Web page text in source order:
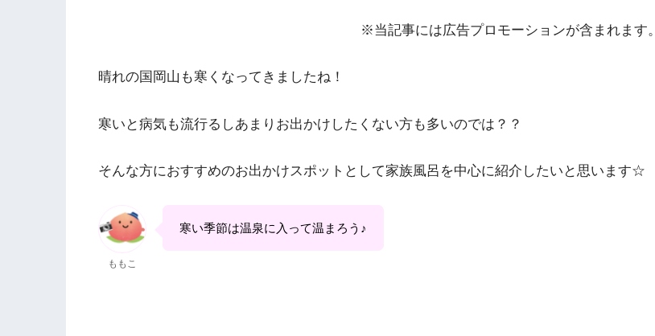
※当記事には広告プロモーションが含まれます。
晴れの国岡山も寒くなってきましたね！
寒いと病気も流行るしあまりお出かけしたくない方も多いのでは？？
そんな方におすすめのお出かけスポットとして家族風呂を中心に紹介したいと思います☆
ももこ
寒い季節は温泉に入って温まろう♪